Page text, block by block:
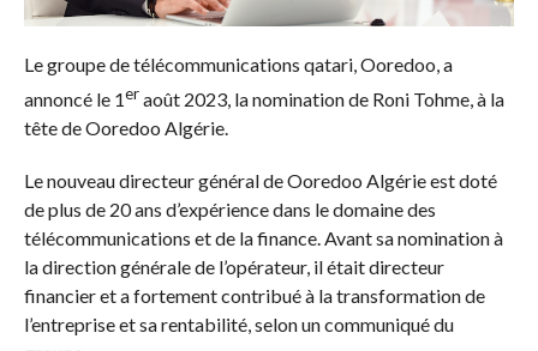
Le groupe de télécommunications qatari, Ooredoo, a
annoncé le 1eraoût 2023, la nomination de Roni Tohme, à la
tête de Ooredoo Algérie.
Le nouveau directeur général de Ooredoo Algérie est doté
de plus de 20 ans d’expérience dans le domaine des
télécommunications et de la finance. Avant sa nomination à
la direction générale de l’opérateur, il était directeur
financier et a fortement contribué à la transformation de
l’entreprise et sa rentabilité, selon un communiqué du